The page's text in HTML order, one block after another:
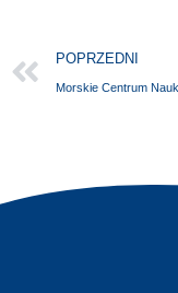
POPRZEDNI